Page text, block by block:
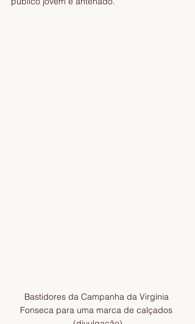
Bastidores da Campanha da Virgínia
Fonseca para uma marca de calçados